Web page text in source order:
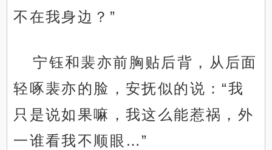
不在我身边？”
宁钰和裴亦前胸贴后背，从后面
轻啄裴亦的脸，安抚似的说：“我
只是说如果嘛，我这么能惹祸，外
一谁看我不顺眼…”